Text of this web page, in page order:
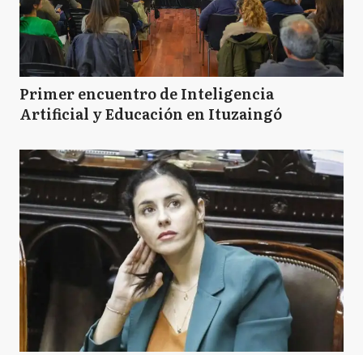
Primer encuentro de Inteligencia
Artificial y Educación en Ituzaingó